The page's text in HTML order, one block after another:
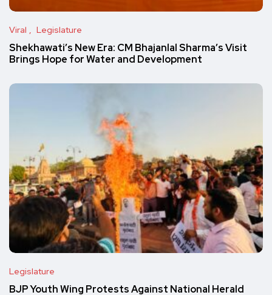
Viral Legislature
Shekhawati’s New Era: CM Bhajanlal Sharma’s Visit
Brings Hope for Water and Development
Legislature
BJP Youth Wing Protests Against National Herald